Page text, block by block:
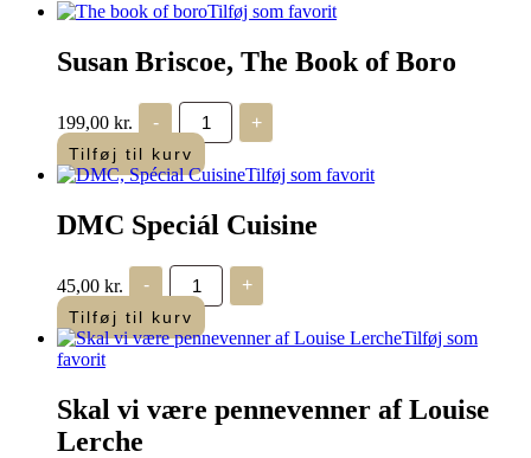
Tilføj som favorit
Susan Briscoe, The Book of Boro
199,00 kr. -
Susan
Briscoe,
The
Book
of
antal
+
Tilføj til kurv
Tilføj som favorit
DMC Speciál Cuisine
45,00 kr. -
DMC
Speciál
Cuisine
antal
+
Tilføj til kurv
Tilføj som
favorit
Skal vi være pennevenner af Louise
Lerche